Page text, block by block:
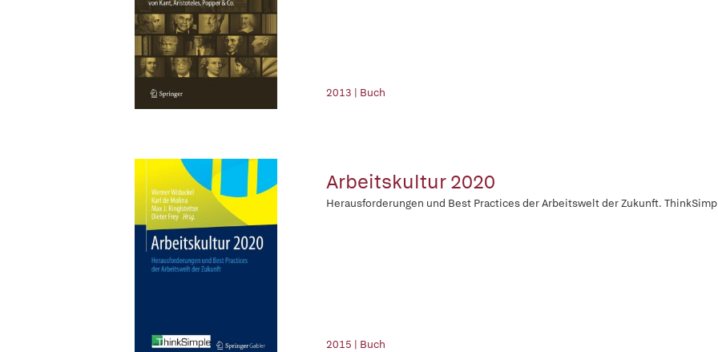
2013 | Buch
Arbeitskultur 2020
Herausforderungen und Best Practices der Arbeitswelt der Zukunft.
2015 | Buch